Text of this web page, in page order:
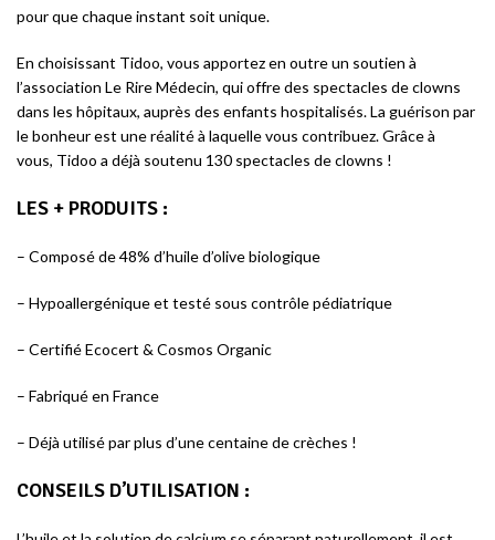
pour que chaque instant soit unique.
En choisissant Tidoo, vous apportez en outre un soutien à
l’association Le Rire Médecin, qui offre des spectacles de clowns
dans les hôpitaux, auprès des enfants hospitalisés. La guérison par
le bonheur est une réalité à laquelle vous contribuez. Grâce à
vous, Tidoo a déjà soutenu 130 spectacles de clowns !
LES + PRODUITS :
– Composé de 48% d’huile d’olive biologique
– Hypoallergénique et testé sous contrôle pédiatrique
– Certifié Ecocert & Cosmos Organic
– Fabriqué en France
– Déjà utilisé par plus d’une centaine de crèches !
CONSEILS D’UTILISATION :